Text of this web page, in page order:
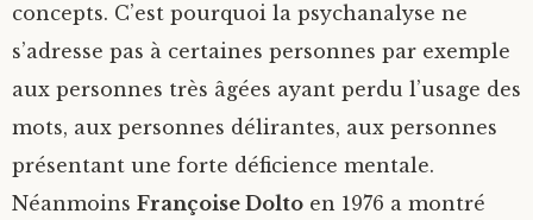
concepts. C’est pourquoi la psychanalyse ne
s’adresse pas à certaines personnes par exemple
aux personnes très âgées ayant perdu l’usage des
mots, aux personnes délirantes, aux personnes
présentant une forte déficience mentale.
Néanmoins Françoise Dolto en 1976 a montré